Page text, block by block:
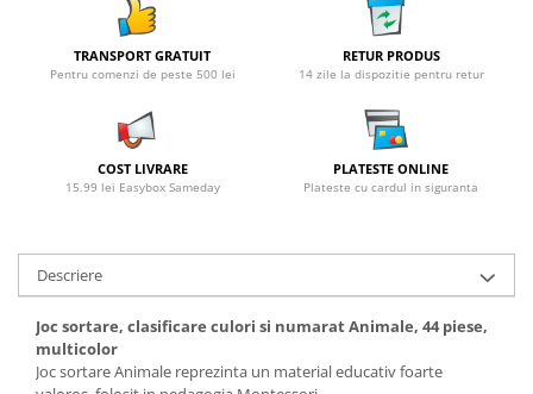
TRANSPORT GRATUIT
Pentru comenzi de peste 500 lei
RETUR PRODUS
14 zile la dispozitie pentru retur
COST LIVRARE
15.99 lei Easybox Sameday
PLATESTE ONLINE
Plateste cu cardul in siguranta
Descriere
Joc sortare, clasificare culori si numarat Animale, 44 piese,
multicolor
Joc sortare Animale reprezinta un material educativ foarte